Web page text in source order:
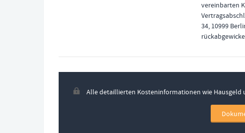
vereinbarten
34, 10999
Alle detaillierten Kosteninformationen wie Hausgeld